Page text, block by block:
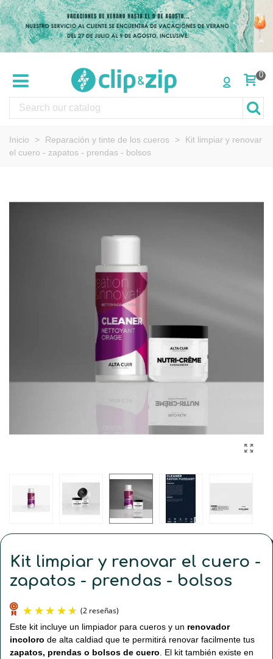
0
Inicio > Reparación y tinte de los cueros >
Kit limpiar y renovar
el cuero - zapatos - prendas - bolsos
Kit limpiar y renovar el cuero -
zapatos - prendas - bolsos
Este kit incluye un limpiador para cueros y un renovador
incoloro de alta caldiad que te permitirá renovar facilmente tus
zapatos, prendas o bolsos de cuero . El kit también existe en